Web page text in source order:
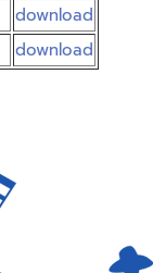
download
download